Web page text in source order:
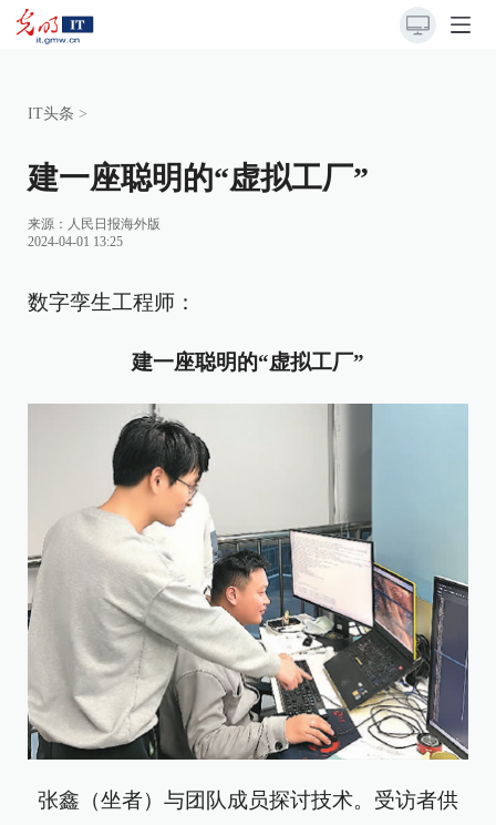
IT头条 >
建一座聪明的“虚拟工厂”
来源： 人民日报海外版
2024-04-01 13:25
数字孪生工程师：
建一座聪明的“虚拟工厂”
张鑫（坐者）与团队成员探讨技术。受访者供